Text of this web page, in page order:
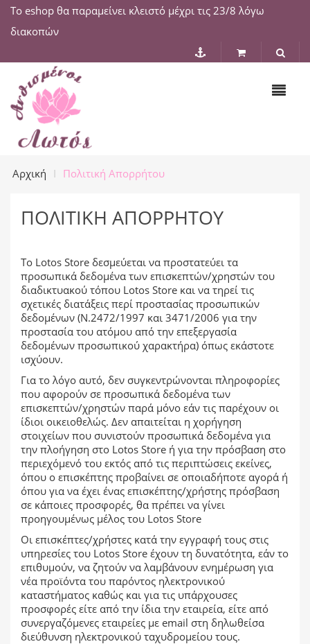
Το eshop θα παραμείνει κλειστό μέχρι τις 23/8 λόγω
διακοπών
Αρχική Πολιτική Απορρήτου
ΠΟΛΙΤΙΚΉ ΑΠΟΡΡΉΤΟΥ
Το Lotos Store δεσμεύεται να προστατεύει τα
προσωπικά δεδομένα των επισκεπτών/χρηστών του
διαδικτυακού τόπου Lotos Store και να τηρεί τις
σχετικές διατάξεις περί προστασίας προσωπικών
δεδομένων (Ν.2472/1997 και 3471/2006 για την
προστασία του ατόμου από την επεξεργασία
δεδομένων προσωπικού χαρακτήρα) όπως εκάστοτε
ισχύουν.
Για το λόγο αυτό, δεν συγκεντρώνονται πληροφορίες
που αφορούν σε προσωπικά δεδομένα των
επισκεπτών/χρηστών παρά μόνο εάν τις παρέχουν οι
ίδιοι οικειοθελώς. Δεν απαιτείται η χορήγηση
στοιχείων που συνιστούν προσωπικά δεδομένα για
την πλοήγηση στο Lotos Store ή για την πρόσβαση στο
περιεχόμενό του εκτός από τις περιπτώσεις εκείνες,
όπου ο επισκέπτης προβαίνει σε οποιαδήποτε αγορά ή
όπου για να έχει ένας επισκέπτης/χρήστης πρόσβαση
σε κάποιες προσφορές, θα πρέπει να γίνει
προηγουμένως μέλος του Lotos Store
Οι επισκέπτες/χρήστες κατά την εγγραφή τους στις
υπηρεσίες του Lotos Store έχουν τη δυνατότητα, εάν το
επιθυμούν, να ζητούν να λαμβάνουν ενημέρωση για
νέα προϊόντα του παρόντος ηλεκτρονικού
καταστήματος καθώς και για τις υπάρχουσες
προσφορές είτε από την ίδια την εταιρεία, είτε από
συνεργαζόμενες εταιρείες με email στη δηλωθείσα
διεύθυνση ηλεκτρονικού ταχυδρομείου τους.